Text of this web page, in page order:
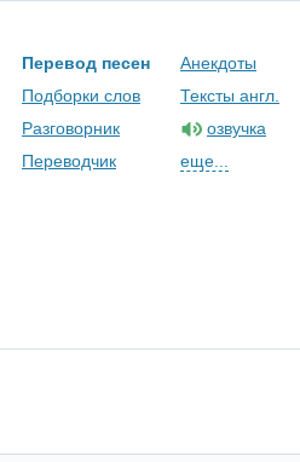
Перевод песен
Подборки слов
Разговорник
Переводчик
Анекдоты
Тексты англ.
озвучка
еще...